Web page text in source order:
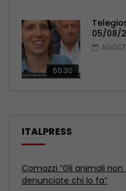
50:30
05/08/
ITALPRESS
Tg News – 6/8/2026